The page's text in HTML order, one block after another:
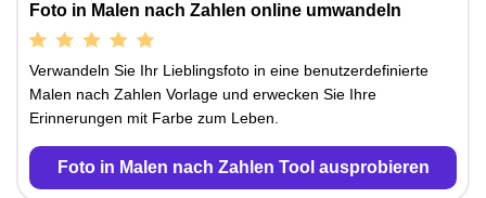
Foto in Malen nach Zahlen online umwandeln
Verwandeln Sie Ihr Lieblingsfoto in eine benutzerdefinierte
Malen nach Zahlen Vorlage und erwecken Sie Ihre
Erinnerungen mit Farbe zum Leben.
Foto in Malen nach Zahlen Tool ausprobieren